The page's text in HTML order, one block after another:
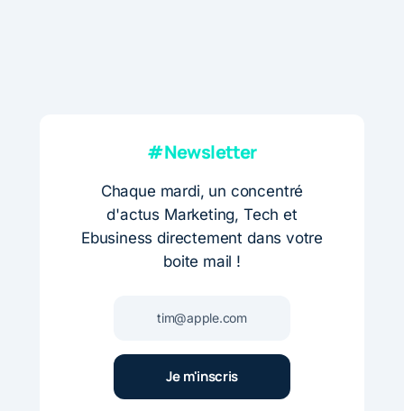
#Newsletter
Chaque mardi, un concentré
d'actus Marketing, Tech et
Ebusiness directement dans votre
boite mail !